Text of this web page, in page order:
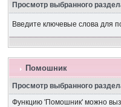
Просмотр выбранного
Введите ключевые слова для
Помошник
Просмотр выбранного
Функцию 'Помошник' можно